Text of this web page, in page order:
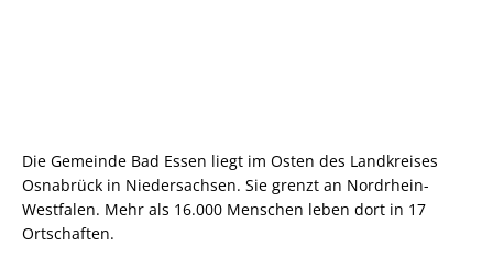
Die Gemeinde Bad Essen liegt im Osten des Landkreises
Osnabrück in Niedersachsen. Sie grenzt an Nordrhein-
Westfalen. Mehr als 16.000 Menschen leben dort in 17
Ortschaften.